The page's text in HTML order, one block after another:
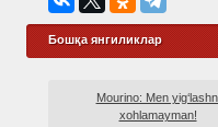
Бошқа янгиликлар
Mourino: Men
xohlamayman!